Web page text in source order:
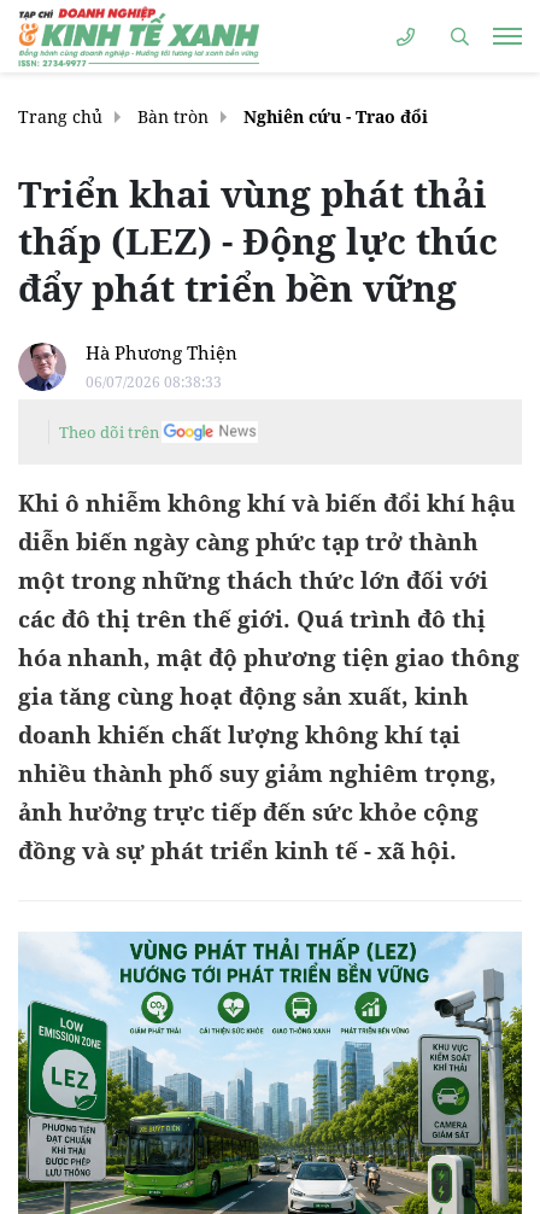
Trang chủ Bàn tròn Nghiên cứu - Trao đổi
Triển khai vùng phát thải
thấp (LEZ) - Động lực thúc
đẩy phát triển bền vững
Hà Phương Thiện
06/07/2026 08:38:33
Theo dõi trên
Khi ô nhiễm không khí và biến đổi khí hậu
diễn biến ngày càng phức tạp trở thành
một trong những thách thức lớn đối với
các đô thị trên thế giới. Quá trình đô thị
hóa nhanh, mật độ phương tiện giao thông
gia tăng cùng hoạt động sản xuất, kinh
doanh khiến chất lượng không khí tại
nhiều thành phố suy giảm nghiêm trọng,
ảnh hưởng trực tiếp đến sức khỏe cộng
đồng và sự phát triển kinh tế - xã hội.